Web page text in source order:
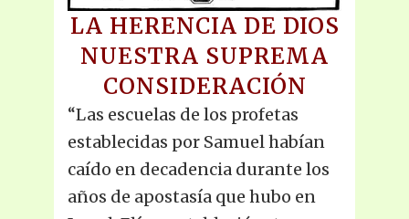
LA HERENCIA DE DIOS
NUESTRA SUPREMA
CONSIDERACIÓN
“Las escuelas de los profetas
establecidas por Samuel habían
caído en decadencia durante los
años de apostasía que hubo en